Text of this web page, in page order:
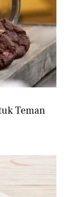
Teman